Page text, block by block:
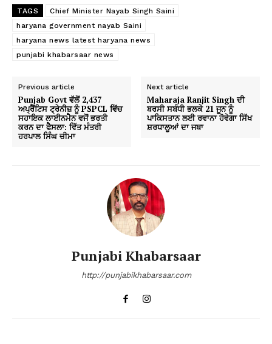
TAGS
Chief Minister Nayab Singh Saini
haryana government nayab Saini
haryana news latest haryana news
punjabi khabarsaar news
Previous article
Punjab Govt ਵੱਲੋਂ 2,437
ਅਪ੍ਰੈਂਟਿਸ ਟ੍ਰੇਨੀਜ਼ ਨੂੰ PSPCL ਵਿੱਚ
ਸਹਾਇਕ ਲਾਈਨਮੈਨ ਵਜੋਂ ਭਰਤੀ
ਕਰਨ ਦਾ ਫੈਸਲਾ: ਵਿੱਤ ਮੰਤਰੀ
ਹਰਪਾਲ ਸਿੰਘ ਚੀਮਾ
Next article
Maharaja Ranjit Singh ਦੀ
ਬਰਸੀ ਸਬੰਧੀ ਭਲਕੇ 21 ਜੂਨ ਨੂੰ
ਪਾਕਿਸਤਾਨ ਲਈ ਰਵਾਨਾ ਹੋਵੇਗਾ ਸਿੱਖ
ਸ਼ਰਧਾਲੂਆਂ ਦਾ ਜਥਾ
Punjabi Khabarsaar
http://punjabikhabarsaar.com